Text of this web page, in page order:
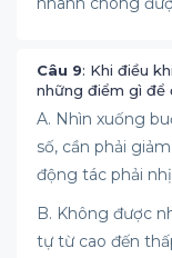
Câu 9: Khi điều
những điểm gì để
A. Nhìn xuống
số, cần phải
động tác phải
B. Không được
tự từ cao đến